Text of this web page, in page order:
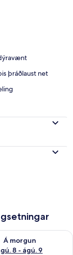
þráðlaust net
Á morgun
8 - ágú. 9
á morgun